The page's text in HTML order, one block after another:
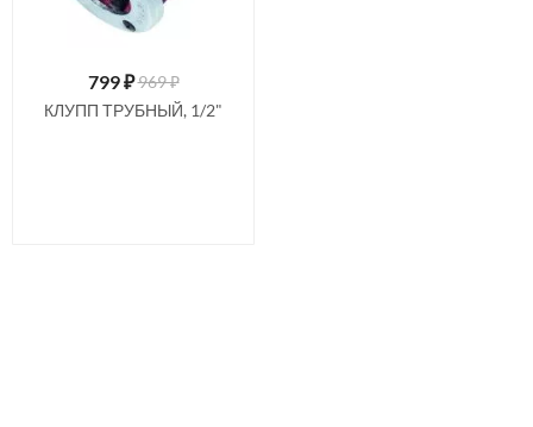
799₽969 ₽
КЛУПП ТРУБНЫЙ, 1/2"